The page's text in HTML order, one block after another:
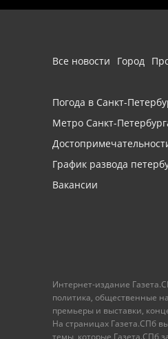
Все новости Город
Погода в Санкт-
Метро Санкт-
График развода
Вакансии
Интернет-издание
политика, общественные
премьеры и выставки,
На страницах Газета.СПб
темы, которые Газета.СПб